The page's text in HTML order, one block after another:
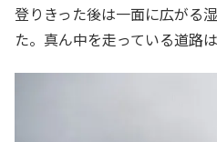
登りきった後は一面に広がる
た。真ん中を走っている道路